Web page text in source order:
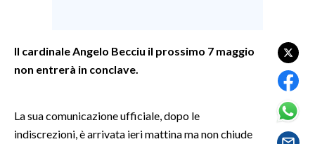
GOSSIP
SARDEGNA TURISMO
Il cardinale Angelo Becciu il prossimo 7 maggio
non entrerà in conclave.
La sua comunicazione ufficiale, dopo le
indiscrezioni, è arrivata ieri mattina ma non chiude